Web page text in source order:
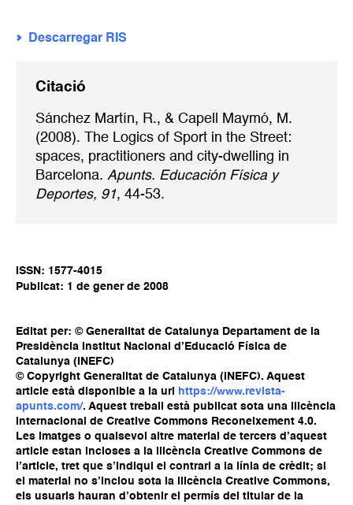
Descarregar RIS
Citació
Sánchez Martín, R., & Capell Maymó, M.
(2008). The Logics of Sport in the Street:
spaces, practitioners and city-dwelling in
Barcelona. Apunts. Educación Física y
Deportes, 91, 44-53.
ISSN: 1577-4015
Publicat: 1 de gener de 2008
Editat per: © Generalitat de Catalunya Departament de la
Presidència Institut Nacional d’Educació Física de
Catalunya (INEFC)
© Copyright Generalitat de Catalunya (INEFC). Aquest
article està disponible a la url
https://www.revista-
apunts.com/. Aquest treball està publicat sota una llicència
Internacional de Creative Commons Reconeixement 4.0.
Les imatges o qualsevol altre material de tercers d’aquest
article estan incloses a la llicència Creative Commons de
l’article, tret que s’indiqui el contrari a la línia de crèdit; si
el material no s’inclou sota la llicència Creative Commons,
els usuaris hauran d’obtenir el permís del titular de la